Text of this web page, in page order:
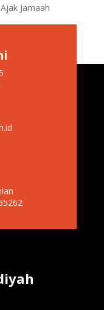
Jamaah